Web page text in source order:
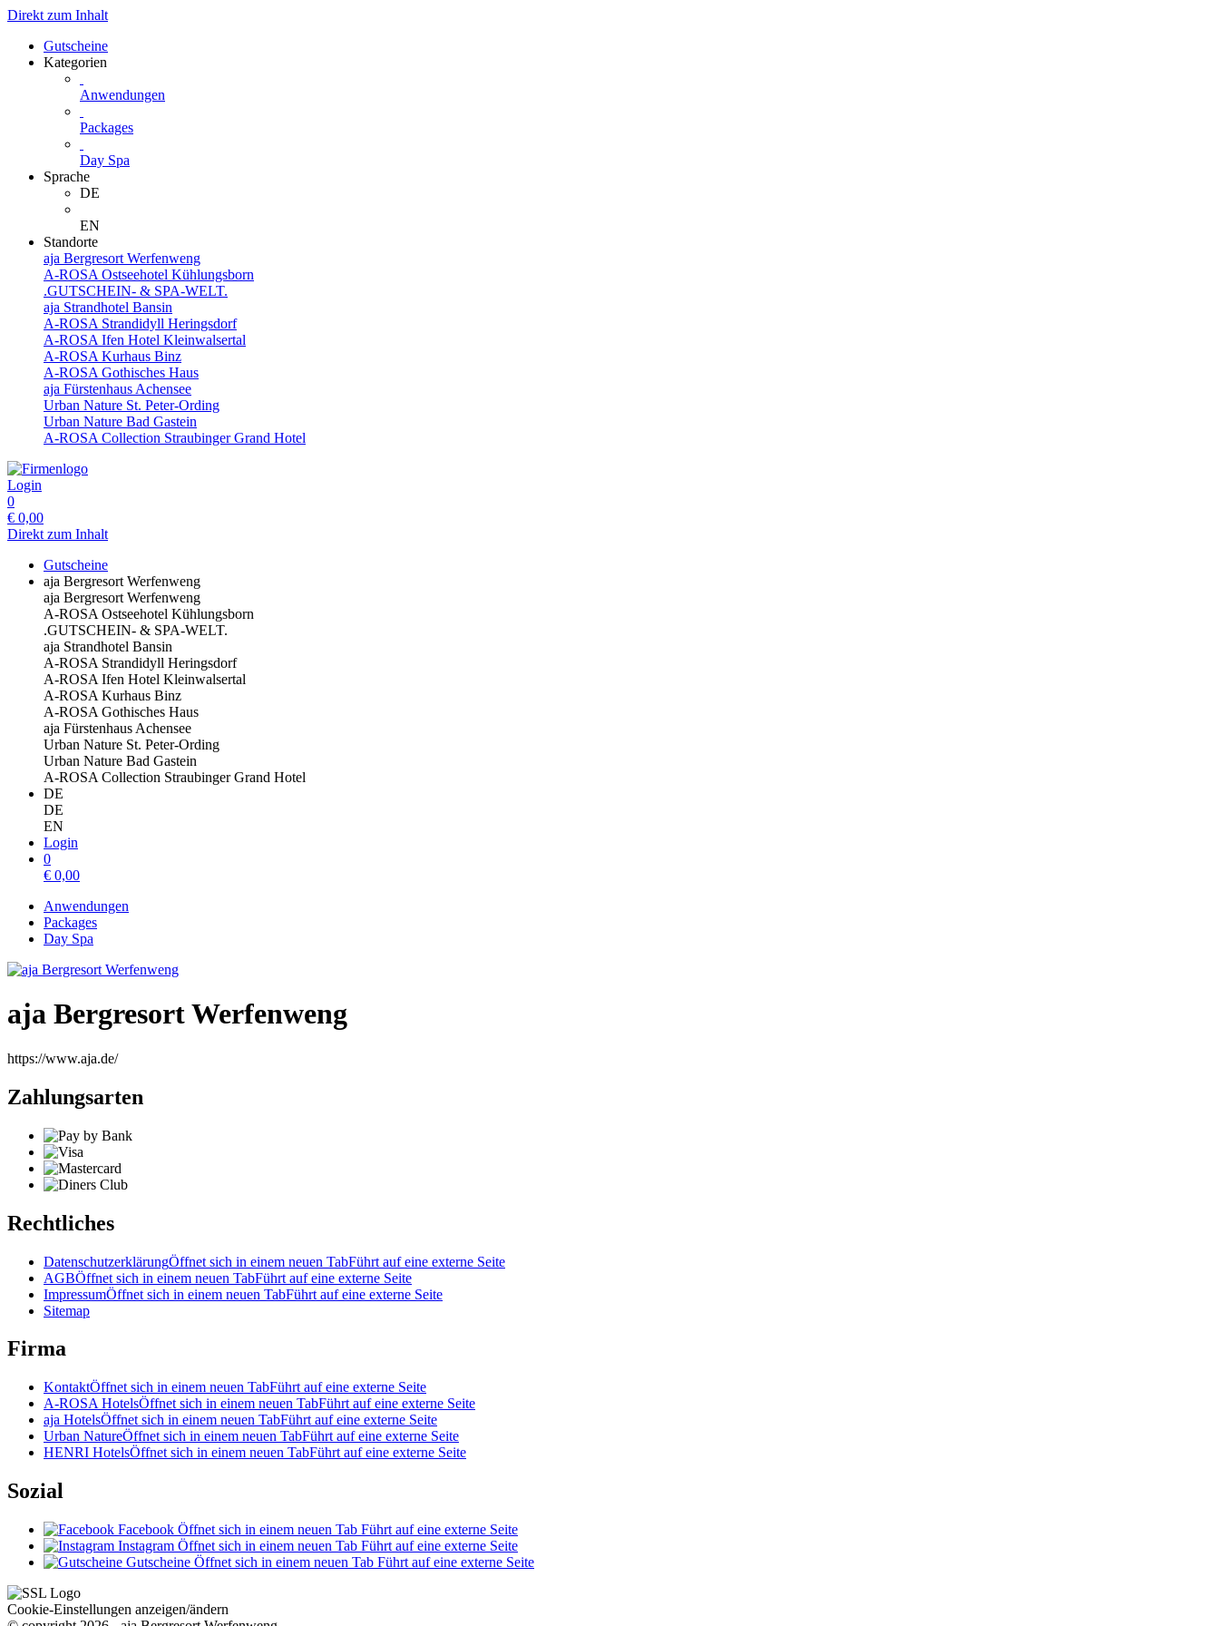
Direkt zum Inhalt
Gutscheine
Kategorien
Anwendungen
Packages
Day Spa
Sprache
DE
EN
Standorte
aja Bergresort Werfenweng
A-ROSA Ostseehotel Kühlungsborn
.GUTSCHEIN- & SPA-WELT.
aja Strandhotel Bansin
A-ROSA Strandidyll Heringsdorf
A-ROSA Ifen Hotel Kleinwalsertal
A-ROSA Kurhaus Binz
A-ROSA Gothisches Haus
aja Fürstenhaus Achensee
Urban Nature St. Peter-Ording
Urban Nature Bad Gastein
A-ROSA Collection Straubinger Grand Hotel
Login
0
€ 0,00
Direkt zum Inhalt
Gutscheine
aja Bergresort Werfenweng
aja Bergresort Werfenweng
A-ROSA Ostseehotel Kühlungsborn
.GUTSCHEIN- & SPA-WELT.
aja Strandhotel Bansin
A-ROSA Strandidyll Heringsdorf
A-ROSA Ifen Hotel Kleinwalsertal
A-ROSA Kurhaus Binz
A-ROSA Gothisches Haus
aja Fürstenhaus Achensee
Urban Nature St. Peter-Ording
Urban Nature Bad Gastein
A-ROSA Collection Straubinger Grand Hotel
DE
DE
EN
Login
0
€ 0,00
Anwendungen
Packages
Day Spa
aja Bergresort Werfenweng
https://www.aja.de/
Zahlungsarten
Rechtliches
DatenschutzerklärungÖffnet sich in einem neuen TabFührt auf eine externe Seite
AGBÖffnet sich in einem neuen TabFührt auf eine externe Seite
ImpressumÖffnet sich in einem neuen TabFührt auf eine externe Seite
Sitemap
Firma
KontaktÖffnet sich in einem neuen TabFührt auf eine externe Seite
A-ROSA HotelsÖffnet sich in einem neuen TabFührt auf eine externe Seite
aja HotelsÖffnet sich in einem neuen TabFührt auf eine externe Seite
Urban NatureÖffnet sich in einem neuen TabFührt auf eine externe Seite
HENRI HotelsÖffnet sich in einem neuen TabFührt auf eine externe Seite
Sozial
Facebook Öffnet sich in einem neuen Tab Führt auf eine externe Seite
Instagram Öffnet sich in einem neuen Tab Führt auf eine externe Seite
Gutscheine Öffnet sich in einem neuen Tab Führt auf eine externe Seite
Cookie-Einstellungen anzeigen/ändern